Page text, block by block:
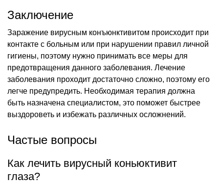
Заключение
Заражение вирусным конъюнктивитом происходит при
контакте с больным или при нарушении правил личной
гигиены, поэтому нужно принимать все меры для
предотвращения данного заболевания. Лечение
заболевания проходит достаточно сложно, поэтому его
легче предупредить. Необходимая терапия должна
быть назначена специалистом, это поможет быстрее
выздороветь и избежать различных осложнений.
Частые вопросы
Как лечить вирусный коньюктивит
глаза?